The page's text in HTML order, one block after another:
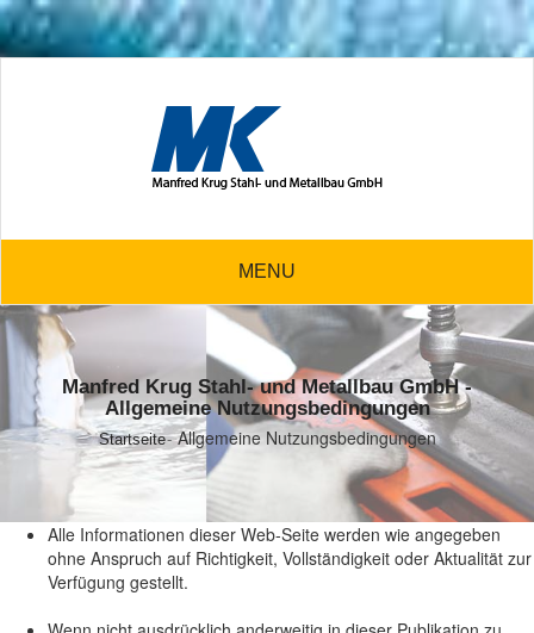
MENU
Manfred Krug Stahl- und Metallbau GmbH -
Allgemeine Nutzungsbedingungen
Startseite Allgemeine Nutzungsbedingungen
Alle Informationen dieser Web-Seite werden wie angegeben
ohne Anspruch auf Richtigkeit, Vollständigkeit oder Aktualität zur
Verfügung gestellt.